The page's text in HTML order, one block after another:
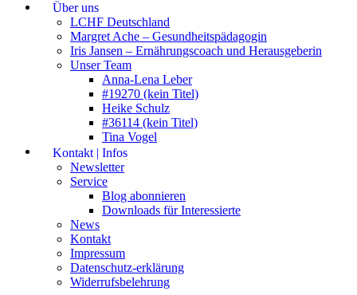
Über uns
LCHF Deutschland
Margret Ache – Gesundheitspädagogin
Iris Jansen – Ernährungscoach und Herausgeberin
Unser Team
Anna-Lena Leber
#19270 (kein Titel)
Heike Schulz
#36114 (kein Titel)
Tina Vogel
Kontakt | Infos
Newsletter
Service
Blog abonnieren
Downloads für Interessierte
News
Kontakt
Impressum
Datenschutz-erklärung
Widerrufsbelehrung